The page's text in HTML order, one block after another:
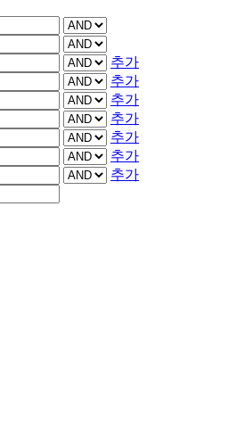
추가
추가
추가
추가
추가
추가
추가